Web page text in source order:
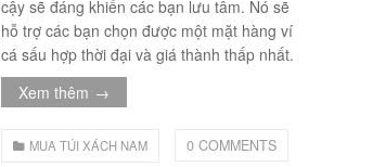
cậy sẽ đáng khiến các bạn lưu tâm. Nó sẽ
hỗ trợ các bạn chọn được một mặt hàng ví
cá sấu hợp thời đại và giá thành thấp nhất.
Xem thêm →
MUA TÚI XÁCH NAM 0 COMMENTS